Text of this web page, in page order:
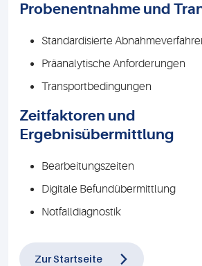
Probenentnahme und
Standardisierte
Präanalytische Anforderungen
Transportbedingungen
Zeitfaktoren und
Ergebnisübermittlung
Bearbeitungszeiten
Digitale Befundübermittlung
Notfalldiagnostik
Zur Startseite